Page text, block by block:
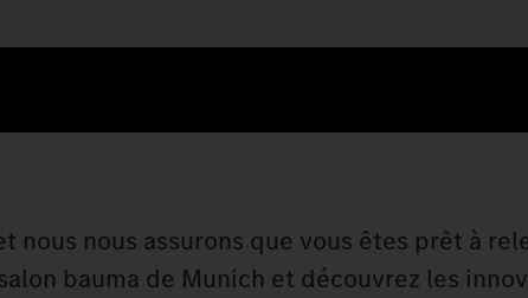
nous assurons que vous êtes prêt à
bauma de Munich et découvrez les